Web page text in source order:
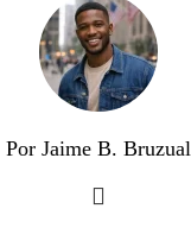
Por Jaime B. Bruzual